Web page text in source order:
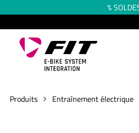
Passer à la navigation
%
Produits Entraînement électrique